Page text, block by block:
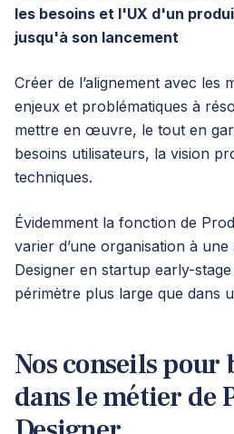
les besoins et l'UX d'un
jusqu'à son lancement
Créer de l’alignement avec les
enjeux et problématiques à
mettre en œuvre, le tout en
besoins utilisateurs, la vision
techniques.
Évidemment la fonction de
varier d’une organisation à
Designer en startup early-
périmètre plus large que dans
Nos conseils pour
dans le métier de